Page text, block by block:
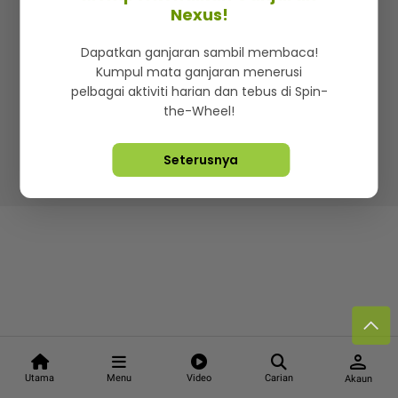
Utama Menu Video Carian
person
Akaun
Iklan di SMG360
Terma & Syarat Dasar Privasi
Lebih hot, viral dan sensasi
Hakcipta Terpelihara ©2026. Star Media Group Berhad
Nexus!
Dapatkan ganjaran sambil membaca!
Kumpul mata ganjaran menerusi
pelbagai aktiviti harian dan tebus di Spin-
the-Wheel!
Seterusnya